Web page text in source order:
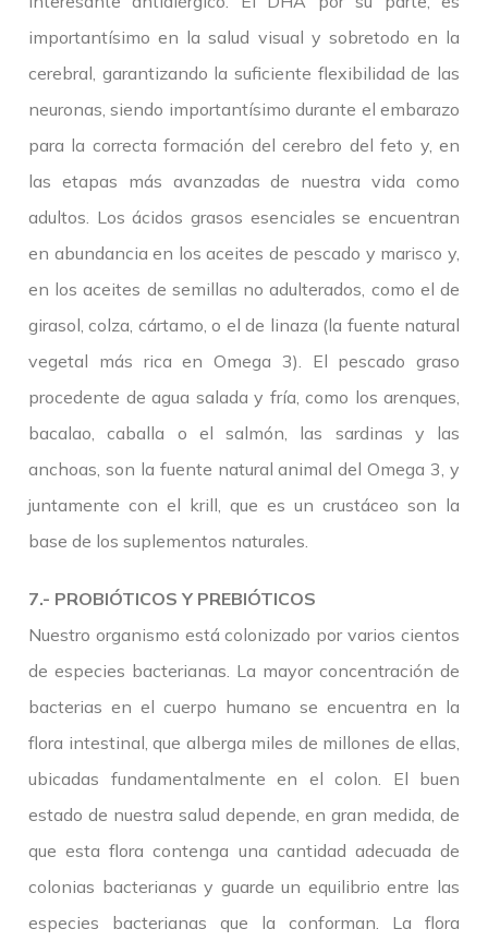
importantísimo en la salud visual y sobretodo en la
cerebral, garantizando la suficiente flexibilidad de las
neuronas, siendo importantísimo durante el embarazo
para la correcta formación del cerebro del feto y, en
las etapas más avanzadas de nuestra vida como
adultos. Los ácidos grasos esenciales se encuentran
en abundancia en los aceites de pescado y marisco y,
en los aceites de semillas no adulterados, como el de
girasol, colza, cártamo, o el de linaza (la fuente natural
vegetal más rica en Omega 3). El pescado graso
procedente de agua salada y fría, como los arenques,
bacalao, caballa o el salmón, las sardinas y las
anchoas, son la fuente natural animal del Omega 3, y
juntamente con el krill, que es un crustáceo son la
base de los suplementos naturales.
7.- PROBIÓTICOS Y PREBIÓTICOS
Nuestro organismo está colonizado por varios cientos
de especies bacterianas. La mayor concentración de
bacterias en el cuerpo humano se encuentra en la
flora intestinal, que alberga miles de millones de ellas,
ubicadas fundamentalmente en el colon. El buen
estado de nuestra salud depende, en gran medida, de
que esta flora contenga una cantidad adecuada de
colonias bacterianas y guarde un equilibrio entre las
especies bacterianas que la conforman. La flora